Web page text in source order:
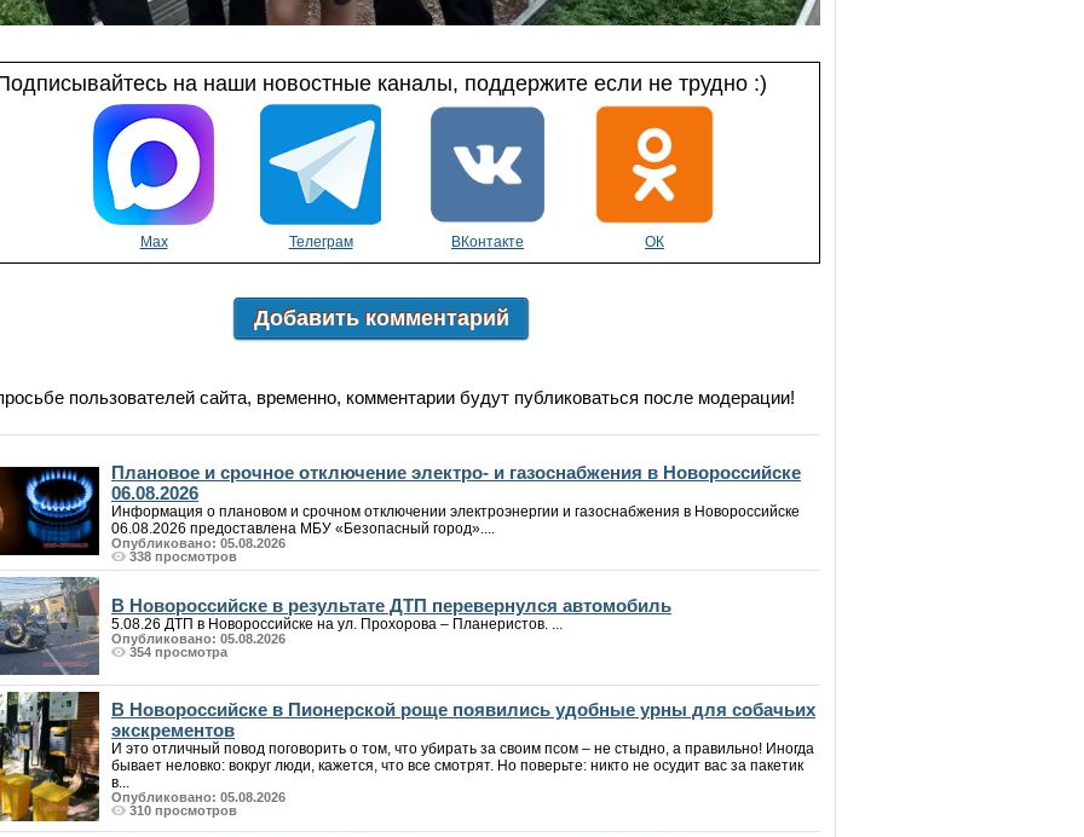
на наши новостные каналы, поддержите если не трудно :)
Max Телеграм ВКонтакте ОК
Добавить комментарий
пользователей сайта, временно, комментарии будут публиковаться после модерации!
Плановое и срочное отключение электро- и газоснабжения в Новороссийске
06.08.2026
Информация о плановом и срочном отключении электроэнергии и газоснабжения в Новороссийске
06.08.2026 предоставлена МБУ «Безопасный город»....
Опубликовано: 05.08.2026
338 просмотров
В Новороссийске в результате ДТП перевернулся автомобиль
5.08.26 ДТП в Новороссийске на ул. Прохорова – Планеристов. ...
Опубликовано: 05.08.2026
354 просмотра
В Новороссийске в Пионерской роще появились удобные урны для собачьих
экскрементов
И это отличный повод поговорить о том, что убирать за своим псом – не стыдно, а правильно! Иногда
бывает неловко: вокруг люди, кажется, что все смотрят. Но поверьте: никто не осудит вас за пакетик
в...
Опубликовано: 05.08.2026
310 просмотров